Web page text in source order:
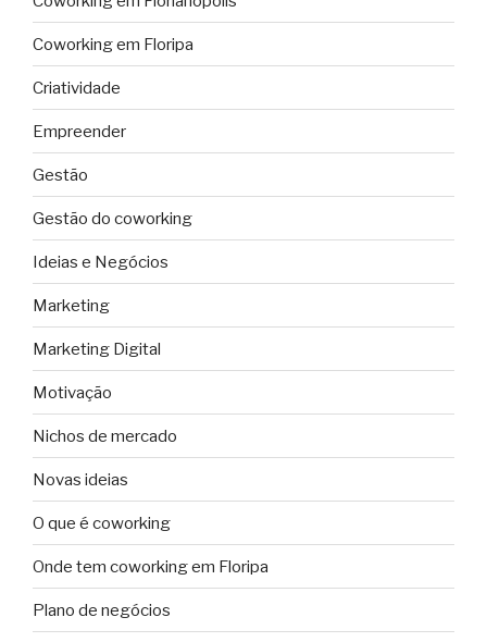
Coworking em Floripa
Criatividade
Empreender
Gestão
Gestão do coworking
Ideias e Negócios
Marketing
Marketing Digital
Motivação
Nichos de mercado
Novas ideias
O que é coworking
Onde tem coworking em Floripa
Plano de negócios